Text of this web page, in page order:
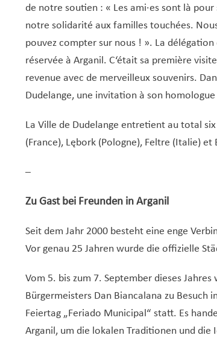
de notre soutien : « Les ami·es sont là
notre solidarité aux familles touchées.
pouvez compter sur nous ! ». La délégation
réservée à Arganil. C‘était sa première
revenue avec de merveilleux souvenirs.
Dudelange, une invitation à son
La Ville de Dudelange entretient au total
(France), Lębork (Pologne), Feltre (Italie)
–
Zu Gast bei Freunden in Arganil
Seit dem Jahr 2000 besteht eine enge
Vor genau 25 Jahren wurde die offizielle
Vom 5. bis zum 7. September dieses
Bürgermeisters Dan Biancalana zu Besuch
Feiertag „Feriado Municipal“ statt. Es
Arganil, um die lokalen Traditionen und